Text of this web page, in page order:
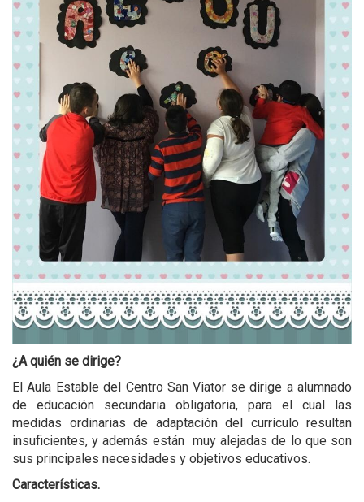
¿A quién se dirige?
El Aula Estable del Centro San Viator se dirige a alumnado
de educación secundaria obligatoria, para el cual las
medidas ordinarias de adaptación del currículo resultan
insuficientes, y además están muy alejadas de lo que son
sus principales necesidades y objetivos educativos.
Características.